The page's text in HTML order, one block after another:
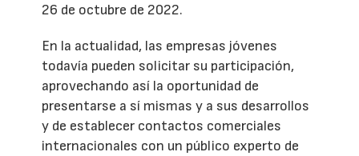
26 de octubre de 2022.
En la actualidad, las empresas jóvenes
todavía pueden solicitar su participación,
aprovechando así la oportunidad de
presentarse a sí mismas y a sus desarrollos
y de establecer contactos comerciales
internacionales con un público experto de